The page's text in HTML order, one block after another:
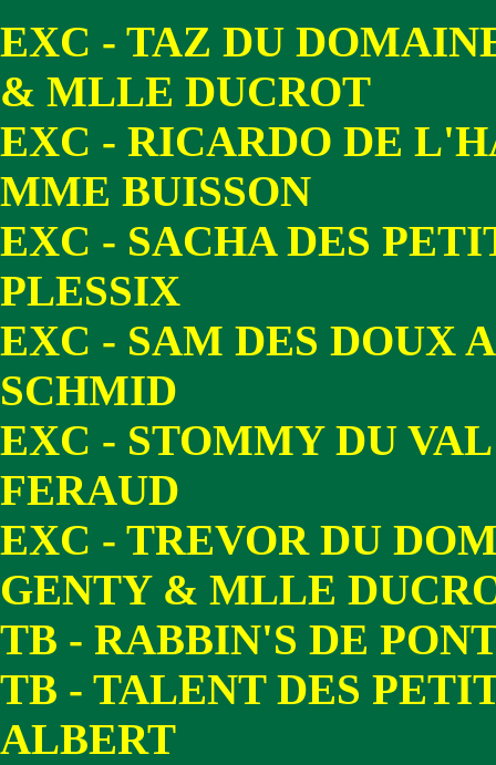
EXC - TAZ DU
& MLLE DUCROT
EXC - RICARDO DE
MME BUISSON
EXC - SACHA DES
PLESSIX
EXC - SAM DES DOUX
SCHMID
EXC - STOMMY DU
FERAUD
EXC - TREVOR DU
GENTY & MLLE
TB - RABBIN'S DE
TB - TALENT DES
ALBERT